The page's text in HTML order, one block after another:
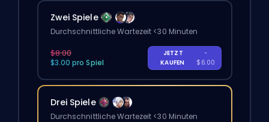
Zwei Spiele
Durchschnittliche Wartezeit <30 Minuten
$8.00
$3.00 pro Spiel
JETZT
KAUFEN
-
$6.00
Drei Spiele
Durchschnittliche Wartezeit <30 Minuten